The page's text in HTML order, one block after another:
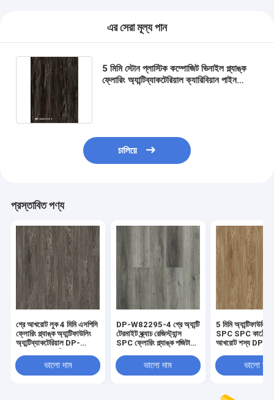
এর সেরা মূল্য পান
5 মিমি স্টোন প্লাস্টিক কম্পোজিট ভিনাইল প্ল্যাঙ্ক
ফ্লোরিং অ্যান্টিব্যাকটেরিয়াল ক্যারিবিয়ান পাইন
চালিয়ে
প্রস্তাবিত পণ্য
গ্রে আখরোট লুক 4 মিমি এসপিসি
ফ্লোরিং প্ল্যাঙ্ক অ্যান্টিফাউলিং
অ্যান্টিব্যাকটেরিয়াল DP-
ভালো দাম
DP-W82295-4 গ্রে অ্যান্টি
টেরমাইট স্ক্র্যাচ রেজিস্ট্যান্স
SPC ফ্লোরিং প্ল্যাঙ্ক পজিটানো
ভালো দাম
5 মিমি অ্যান্টিফাউলিং
SPC SPC কাঠের
আখরোট শস্য DP-
ভালো দাম